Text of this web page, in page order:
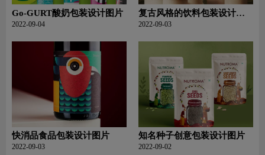
Go-GURT酸奶包装设计图片
2022-09-04
复古风格的饮料包装设计图
片
2022-09-03
快消品食品包装设计图片
2022-09-03
知名种子创意包装设计图片
2022-09-02